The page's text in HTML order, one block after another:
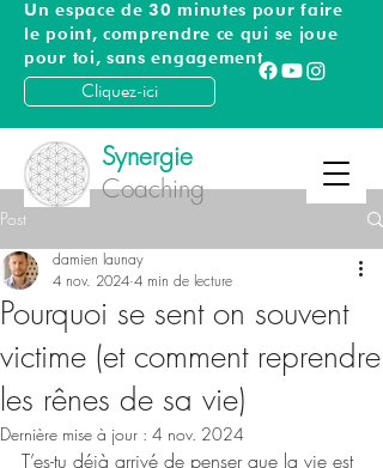
Synergie
Coaching
Un espace de 30 minutes pour faire
le point, comprendre ce qui se joue
pour toi, sans engagement
Cliquez-ici
Post
Pourquoi se sent on souvent
victime (et comment reprendre
les rênes de sa vie)
damien launay
4 nov. 2024 4 min de lecture
Dernière mise à jour : 4 nov. 2024
T’es-tu déjà arrivé de penser que la vie est